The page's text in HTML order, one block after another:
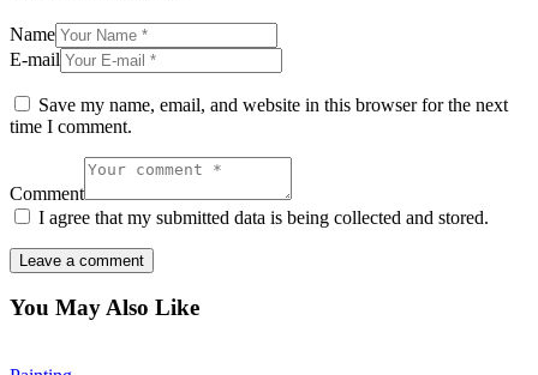
Name
E-mail
Save my name, email, and website in this browser for the next
time I comment.
Comment
I agree that my submitted data is being collected and stored.
You May Also Like